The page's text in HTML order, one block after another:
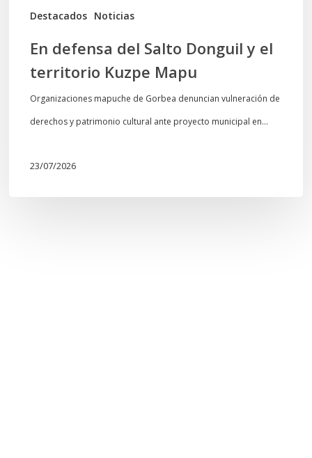
Destacados Noticias
Mapu
En defensa del Salto Donguil y el
territorio Kuzpe Mapu
Organizaciones mapuche de Gorbea denuncian vulneración de
derechos y patrimonio cultural ante proyecto municipal en…
23/07/2026